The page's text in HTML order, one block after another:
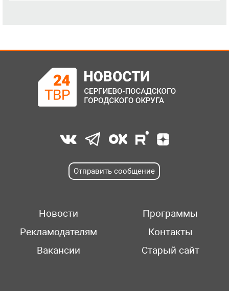
Отправить сообщение
Новости
Программы
Рекламодателям
Контакты
Вакансии
Старый сайт